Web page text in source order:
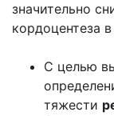
значительно
кордоцентеза
С целью
тяжести